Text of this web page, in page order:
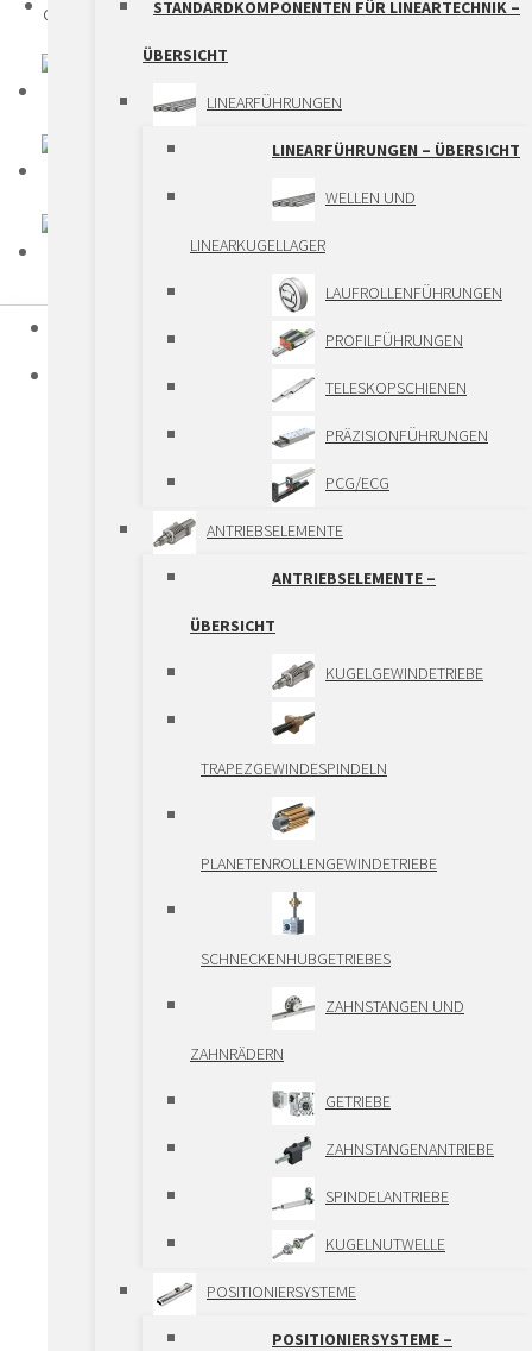
STANDARDKOMPONENTEN FÜR LINEARTECHNIK
STANDARDKOMPONENTEN FÜR
LINEARTECHNIK – ÜBERSICHT
ÜBERSICHT
WELLEN UND
ANTRIEBSELEMENTE
ANTRIEBSELEMENTE –
KUGELGEWINDETRIEBE
STANDARDKOMPONENTEN FÜR LINEARTECHNIK –
ÜBERSICHT
LINEARFÜHRUNGEN
LINEARFÜHRUNGEN – ÜBERSICHT
WELLEN UND
LINEARKUGELLAGER
LAUFROLLENFÜHRUNGEN
PROFILFÜHRUNGEN
TELESKOPSCHIENEN
PRÄZISIONFÜHRUNGEN
PCG/ECG
ANTRIEBSELEMENTE
ANTRIEBSELEMENTE –
ÜBERSICHT
KUGELGEWINDETRIEBE
TRAPEZGEWINDESPINDELN
PLANETENROLLENGEWINDETRIEBE
SCHNECKENHUBGETRIEBES
ZAHNSTANGEN UND
ZAHNRÄDERN
GETRIEBE
ZAHNSTANGENANTRIEBE
SPINDELANTRIEBE
KUGELNUTWELLE
POSITIONIERSYSTEME
POSITIONIERSYSTEME –